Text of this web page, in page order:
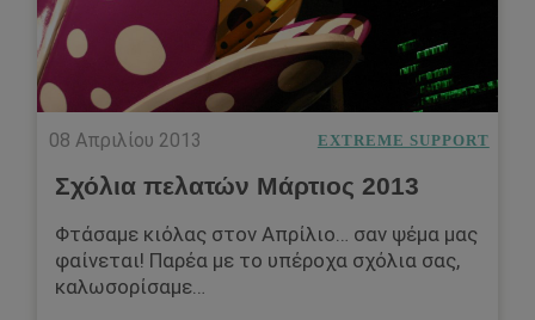
08 Απριλίου 2013 EXTREME SUPPORT
Σχόλια πελατών Μάρτιος 2013
Φτάσαμε κιόλας στον Απρίλιο… σαν ψέμα μας
φαίνεται! Παρέα με το υπέροχα σχόλια σας,
καλωσορίσαμε…